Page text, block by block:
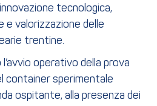
tecnologica,
e valorizzazione delle
trentine.
operativo della prova
container sperimentale
ospitante, alla presenza dei